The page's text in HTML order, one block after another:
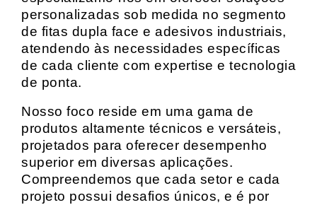
personalizadas sob medida no segmento
de fitas dupla face e adesivos industriais,
atendendo às necessidades específicas
de cada cliente com expertise e tecnologia
de ponta.
Nosso foco reside em uma gama de
produtos altamente técnicos e versáteis,
projetados para oferecer desempenho
superior em diversas aplicações.
Compreendemos que cada setor e cada
projeto possui desafios únicos, e é por